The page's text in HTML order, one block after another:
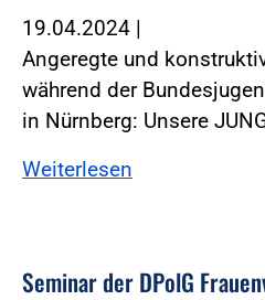
19.04.2024 |
Angeregte und
während der
in Nürnberg: Unsere
Weiterlesen
Seminar der DPolG